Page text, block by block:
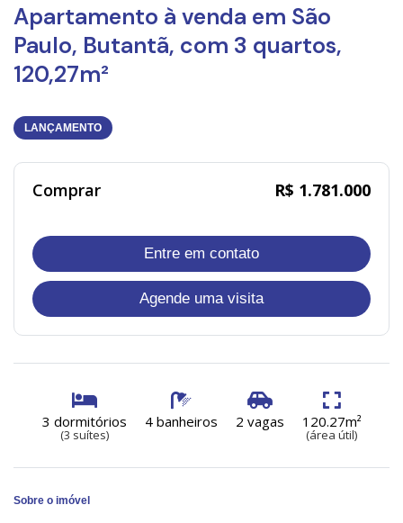
Apartamento à venda em São
Paulo, Butantã, com 3 quartos,
120,27m²
LANÇAMENTO
Comprar R$ 1.781.000
Entre em contato
Agende uma visita
3 dormitórios
(3 suítes)
4 banheiros 2 vagas 120.27m²
(área útil)
Sobre o imóvel